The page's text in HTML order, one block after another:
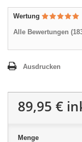
Wertung
Alle Bewertungen (
Ausdrucken
89,95 €
Menge